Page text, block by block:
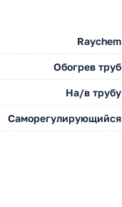
Raychem
Обогрев труб
На/в трубу
Саморегулирующийся